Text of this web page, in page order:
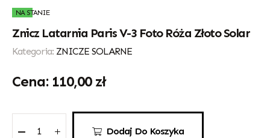
NA STANIE
Znicz Latarnia Paris V-3 Foto Róża Złoto Solar
Kategoria: ZNICZE SOLARNE
110,00 zł
Dodaj Do Koszyka